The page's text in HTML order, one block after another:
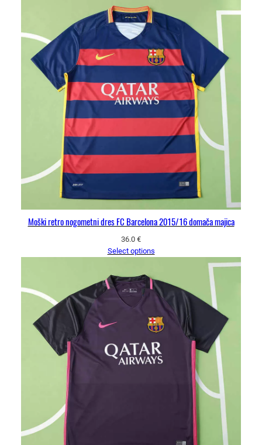
Moški retro nogometni dres FC Barcelona 2015/16 domača majica
36.0 €
Select options